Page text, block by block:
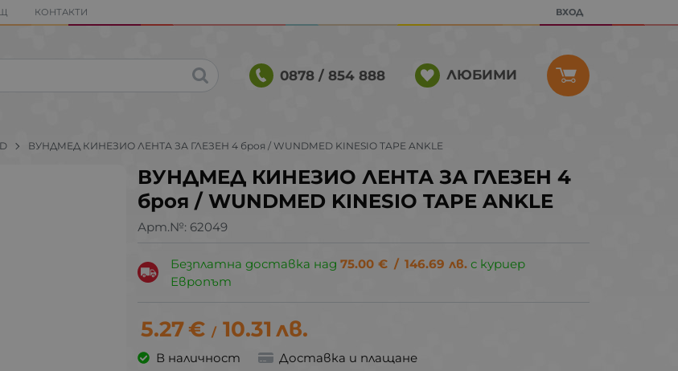
КОНТАКТИ ВХОД
0878 / 854 888 ЛЮБИМИ
ВУНДМЕД КИНЕЗИО ЛЕНТА ЗА ГЛЕЗЕН 4 броя / WUNDMED KINESIO TAPE ANKLE
ВУНДМЕД КИНЕЗИО ЛЕНТА ЗА ГЛЕЗЕН 4
броя / WUNDMED KINESIO TAPE ANKLE
Арт.№: 62049
Безплатна доставка над75.00 € / 146.69 лв. с куриер
Европът
5.27€ / 10.31 лв.
В наличност Доставка и плащане